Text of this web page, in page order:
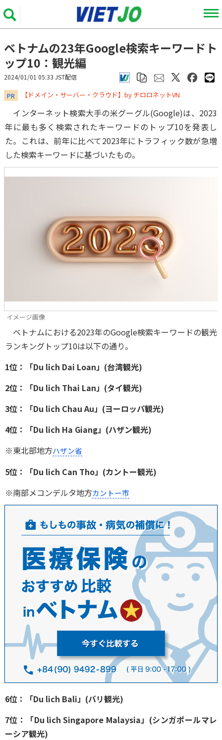
ベトナムの23年Google検索キーワードト
ップ10：観光編
2024/01/01 05:33 JST配信
PR ​​​​​​​【ドメイン・サーバー・クラウド】by チロロネットVN
インターネット検索大手の米グーグル(Google)は、2023
年に最も多く検索されたキーワードのトップ10を発表し
た。これは、前年に比べて2023年にトラフィック数が急増
した検索キーワードに基づいたもの。
イメージ画像
ベトナムにおける2023年のGoogle検索キーワードの観光
ランキングトップ10は以下の通り。
1位：「Du lich Dai Loan」(台湾観光)
2位：「Du lich Thai Lan」(タイ観光)
3位：「Du lich Chau Au」(ヨーロッパ観光)
4位：「Du lich Ha Giang」(ハザン観光)
※東北部地方ハザン省
5位：「Du lich Can Tho」(カントー観光)
※南部メコンデルタ地方カントー市
6位：「Du lich Bali」(バリ観光)
7位：「Du lich Singapore Malaysia」(シンガポールマレ
ーシア観光)